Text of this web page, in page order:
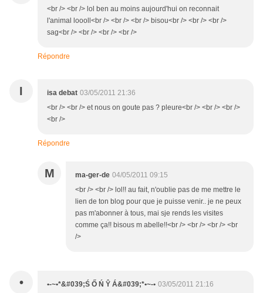
<br /> <br /> lol ben au moins aujourd'hui on reconnait
l'animal loooll<br /> <br /> <br /> bisou<br /> <br /> <br />
sag<br /> <br /> <br /> <br />
Répondre
I isa debat 03/05/2011 21:36
<br /> <br /> et nous on goute pas ? pleure<br /> <br /> <br />
<br />
Répondre
M ma-ger-de 04/05/2011 09:15
<br /> <br /> lol!! au fait, n'oublie pas de me mettre le
lien de ton blog pour que je puisse venir.. je ne peux
pas m'abonner à tous, mai sje rends les visites
comme ça!! bisous m abelle!!<br /> <br /> <br /> <br
/>
• •-~•*&#039;Ś Ő Ń Ŷ Á&#039;*•~-• 03/05/2011 21:16